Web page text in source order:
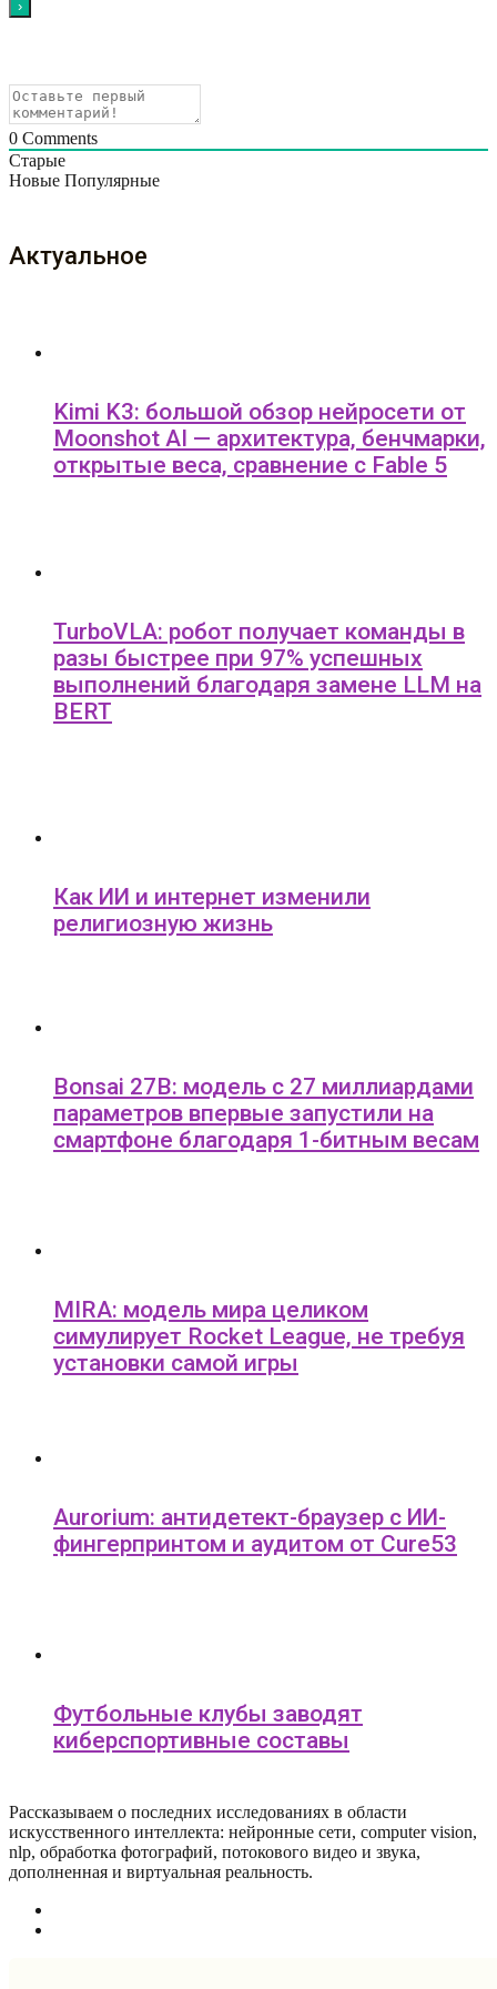
0 Comments
Старые
Новые Популярные
Актуальное
Kimi K3: большой обзор нейросети от
Moonshot AI — архитектура, бенчмарки,
открытые веса, сравнение с Fable 5
TurboVLA: робот получает команды в
разы быстрее при 97% успешных
выполнений благодаря замене LLM на
BERT
Как ИИ и интернет изменили
религиозную жизнь
Bonsai 27B: модель с 27 миллиардами
параметров впервые запустили на
смартфоне благодаря 1-битным весам
MIRA: модель мира целиком
симулирует Rocket League, не требуя
установки самой игры
Aurorium: антидетект-браузер с ИИ-
фингерпринтом и аудитом от Cure53
Футбольные клубы заводят
киберспортивные составы
Рассказываем о последних исследованиях в области
искусcтвенного интеллекта: нейронные сети, computer vision,
nlp, обработка фотографий, потокового видео и звука,
дополненная и виртуальная реальность.